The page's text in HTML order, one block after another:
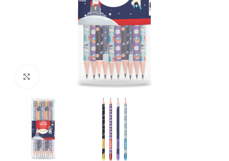
Clique para ampliar